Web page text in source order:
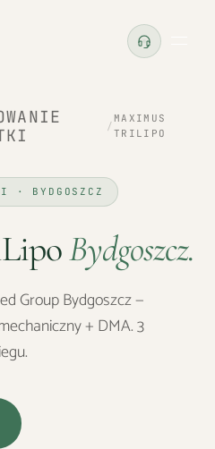
/
MAXIMUS
TRILIPO
· BYDGOSZCZ
Bydgoszcz.
Group Bydgoszcz —
+ DMA. 3